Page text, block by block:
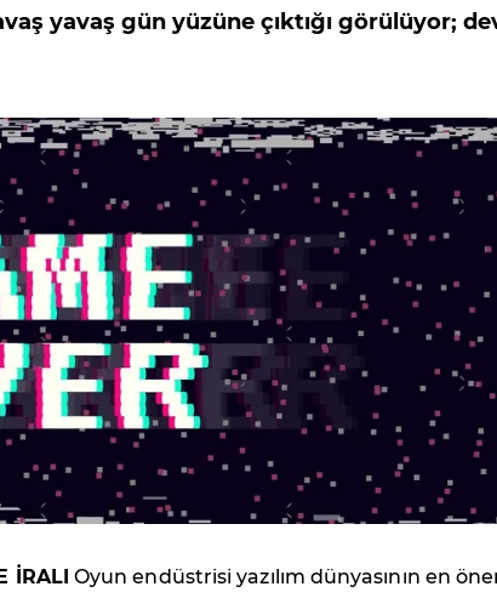
yavaş gün yüzüne çıktığı görülüyor;
İRALI Oyun endüstrisi yazılım dünyasının en